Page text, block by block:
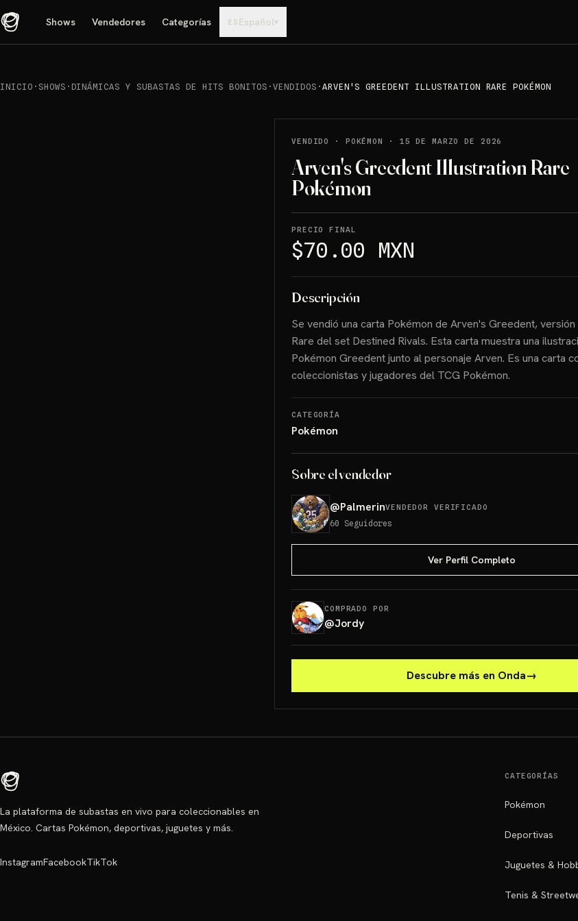
Shows Vendedores Categorías ES Español▾
INICIO · SHOWS · DINÁMICAS Y SUBASTAS DE HITS BONITOS ·VENDIDOS · ARVEN'S GREEDENT ILLUSTRATION RARE POKÉMON
VENDIDO · POKÉMON · 15 DE MARZO DE 2026
Arven's Greedent Illustration Rare
Pokémon
PRECIO FINAL
$70.00 MXN
Descripción
Se vendió una carta Pokémon de Arven's Greedent,
Rare del set Destined Rivals. Esta carta muestra una
Pokémon Greedent junto al personaje Arven. Es una carta
coleccionistas y jugadores del TCG Pokémon.
CATEGORÍA
Pokémon
Sobre el vendedor
@PalmerinVENDEDOR VERIFICADO
60 Seguidores
Ver Perfil Completo
COMPRADO POR
@Jordy
Descubre más en Onda→
La plataforma de subastas en vivo para coleccionables en
México. Cartas Pokémon, deportivas, juguetes y más.
InstagramFacebookTikTok
CATEGORÍAS
Pokémon
Deportivas
Juguetes &
Tenis &